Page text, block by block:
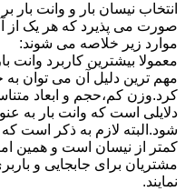
انتخاب نیسان بار و وانت بار
صورت می پذیرد که هر یک از
موارد زیر خلاصه می شوند:
معمولا بیشترین کاربرد
مهم ترین دلیل آن می توان
کرد.وزن کم،حجم و ابعاد
دلایلی است که وانت بار به
شود.البته لازم به ذکر است
کمتر از نیسان است و همین
مشتریان برای جابجایی و
نمایند.